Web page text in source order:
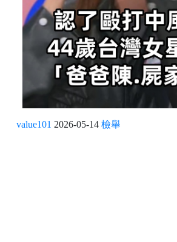
value101 2026-05-14 檢舉